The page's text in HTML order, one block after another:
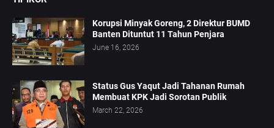
Korupsi Minyak Goreng, 2 Direktur BUMD
Banten Dituntut 11 Tahun Penjara
June 16, 2026
Status Gus Yaqut Jadi Tahanan Rumah
Membuat KPK Jadi Sorotan Publik
March 22, 2026